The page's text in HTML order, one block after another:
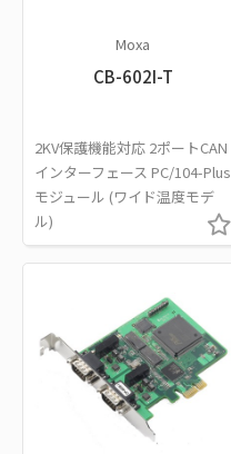
Moxa
CB-602I-T
2KV保護機能対応 2ポートCAN
インターフェース PC/104-Plus
モジュール (ワイド温度モデ
ル)